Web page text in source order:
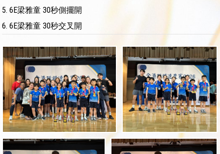
5. 6E梁雅童 30秒側擺開
6. 6E梁雅童 30秒交叉開